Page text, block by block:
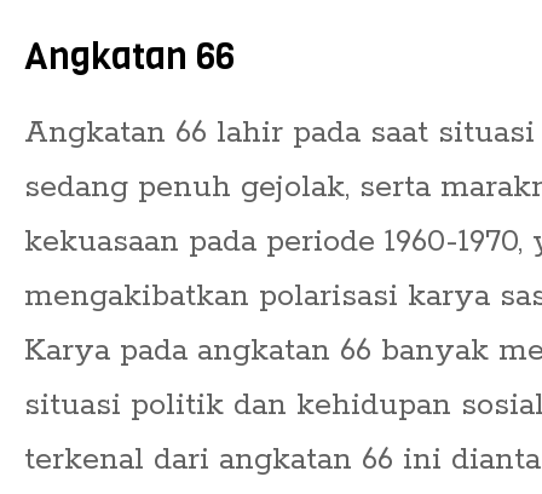
Angkatan 66
Angkatan 66 lahir pada saat
sedang penuh gejolak, serta
kekuasaan pada periode 1960-
mengakibatkan polarisasi karya
Karya pada angkatan 66 banyak
situasi politik dan kehidupan
terkenal dari angkatan 66 ini